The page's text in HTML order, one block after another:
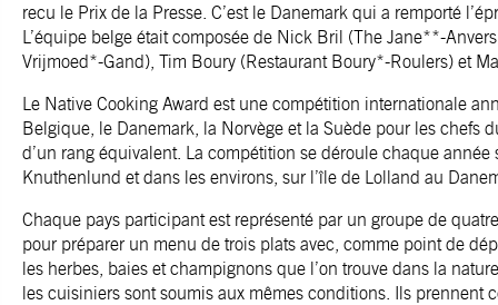
recu le Prix de la Presse. C’est le Danemark qui a remporté
L’équipe belge était composée de Nick Bril (The Jane**-
Vrijmoed*-Gand), Tim Boury (Restaurant Boury*-Roulers) et
Le Native Cooking Award est une compétition internationale
Belgique, le Danemark, la Norvège et la Suède pour les chefs
d’un rang équivalent. La compétition se déroule chaque année
Knuthenlund et dans les environs, sur l’île de Lolland au
Chaque pays participant est représenté par un groupe de
pour préparer un menu de trois plats avec, comme point de
les herbes, baies et champignons que l’on trouve dans la
les cuisiniers sont soumis aux mêmes conditions. Ils prennent